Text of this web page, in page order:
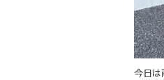
今日は